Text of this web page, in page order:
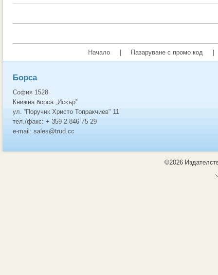
Начало Пазаруване с промо код
Борса
София 1528
Книжна борса „Искър”
ул. “Поручик Христо Топракчиев" 11
тел./факс: + 359 2 846 75 29
e-mail: sales@trud.cc
©2026